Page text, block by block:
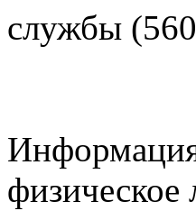
службы
Информация